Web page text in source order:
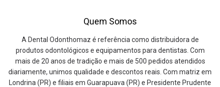
Quem Somos
A Dental Odonthomaz é referência como distribuidora de
produtos odontológicos e equipamentos para dentistas. Com
mais de 20 anos de tradição e mais de 500 pedidos atendidos
diariamente, unimos qualidade e descontos reais. Com matriz em
Londrina (PR) e filiais em Guarapuava (PR) e Presidente Prudente